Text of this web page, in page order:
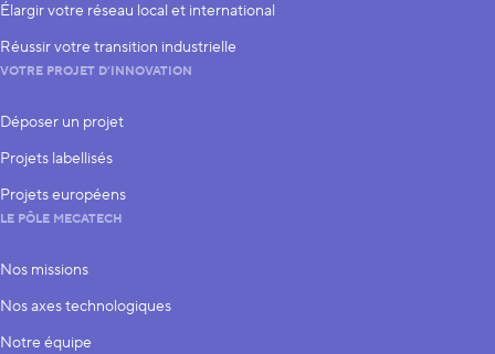
Élargir votre réseau local et international
Réussir votre transition industrielle
VOTRE PROJET D’INNOVATION
Déposer un projet
Projets labellisés
Projets européens
LE PÔLE MECATECH
Nos missions
Nos axes technologiques
Notre équipe